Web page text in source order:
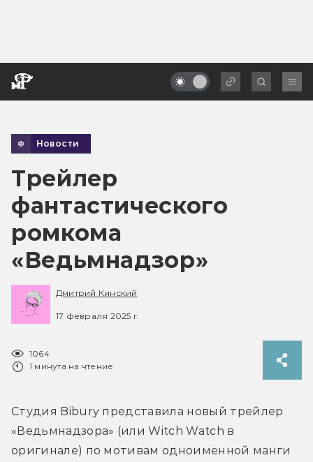
Новости
Трейлер
фантастического
ромкома
«Ведьмнадзор»
Дмитрий Кинский
17 февраля 2025 г.
1064
1 минута на чтение
Студия Bibury представила новый трейлер
«Ведьмнадзора» (или Witch Watch в
оригинале) по мотивам одноименной манги